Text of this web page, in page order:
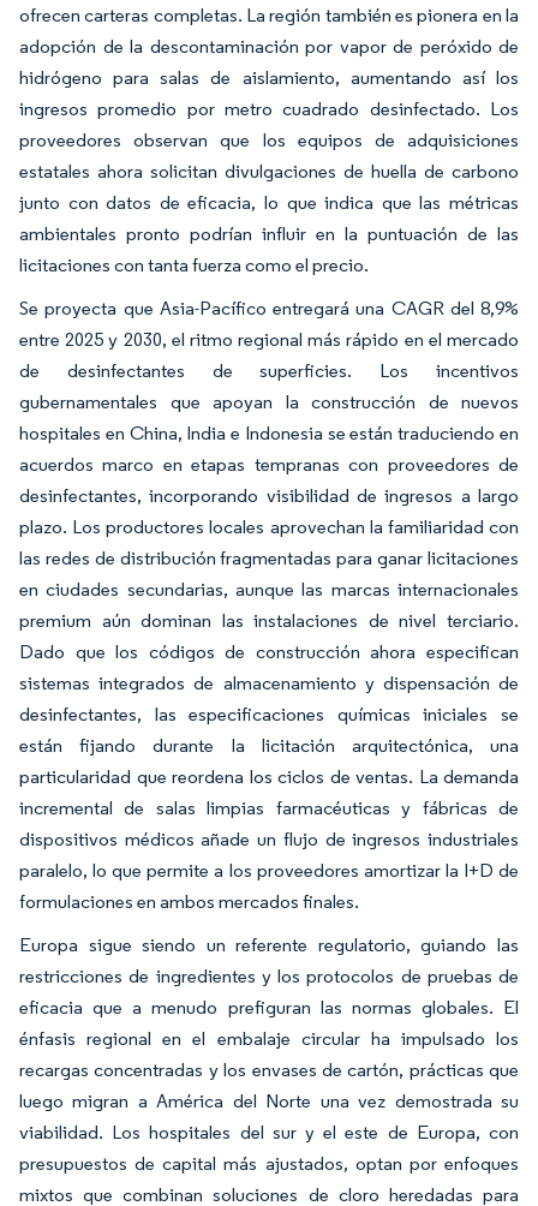
ofrecen carteras completas. La región también es pionera en la
adopción de la descontaminación por vapor de peróxido de
hidrógeno para salas de aislamiento, aumentando así los
ingresos promedio por metro cuadrado desinfectado. Los
proveedores observan que los equipos de adquisiciones
estatales ahora solicitan divulgaciones de huella de carbono
junto con datos de eficacia, lo que indica que las métricas
ambientales pronto podrían influir en la puntuación de las
licitaciones con tanta fuerza como el precio.
Se proyecta que Asia-Pacífico entregará una CAGR del 8,9%
entre 2025 y 2030, el ritmo regional más rápido en el mercado
de desinfectantes de superficies. Los incentivos
gubernamentales que apoyan la construcción de nuevos
hospitales en China, India e Indonesia se están traduciendo en
acuerdos marco en etapas tempranas con proveedores de
desinfectantes, incorporando visibilidad de ingresos a largo
plazo. Los productores locales aprovechan la familiaridad con
las redes de distribución fragmentadas para ganar licitaciones
en ciudades secundarias, aunque las marcas internacionales
premium aún dominan las instalaciones de nivel terciario.
Dado que los códigos de construcción ahora especifican
sistemas integrados de almacenamiento y dispensación de
desinfectantes, las especificaciones químicas iniciales se
están fijando durante la licitación arquitectónica, una
particularidad que reordena los ciclos de ventas. La demanda
incremental de salas limpias farmacéuticas y fábricas de
dispositivos médicos añade un flujo de ingresos industriales
paralelo, lo que permite a los proveedores amortizar la I+D de
formulaciones en ambos mercados finales.
Europa sigue siendo un referente regulatorio, guiando las
restricciones de ingredientes y los protocolos de pruebas de
eficacia que a menudo prefiguran las normas globales. El
énfasis regional en el embalaje circular ha impulsado los
recargas concentradas y los envases de cartón, prácticas que
luego migran a América del Norte una vez demostrada su
viabilidad. Los hospitales del sur y el este de Europa, con
presupuestos de capital más ajustados, optan por enfoques
mixtos que combinan soluciones de cloro heredadas para